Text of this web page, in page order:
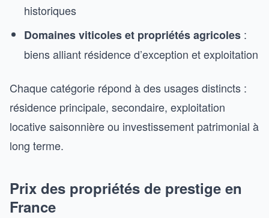
historiques
Domaines viticoles et propriétés agricoles :
biens alliant résidence d’exception et exploitation
Chaque catégorie répond à des usages distincts :
résidence principale, secondaire, exploitation
locative saisonnière ou investissement patrimonial à
long terme.
Prix des propriétés de prestige en
France